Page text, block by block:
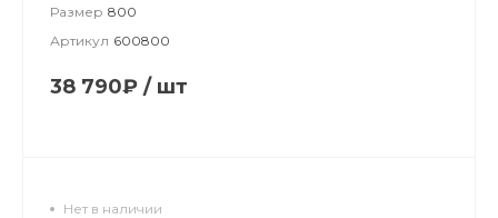
Размер 800
Артикул 600800
38 790₽ / шт
Нет в наличии